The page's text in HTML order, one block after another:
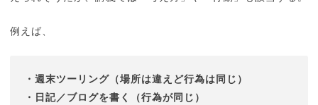
例えば、
・週末ツーリング（場所は違えど行為は同じ）
・日記／ブログを書く（行為が同じ）